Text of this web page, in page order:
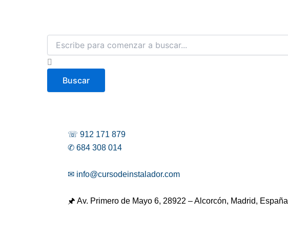
B
s
c
r
Buscar
☏ 912 171 879
✆ 684 308 014
✉ info@cursodeinstalador.com
🖈 Av. Primero de Mayo 6, 28922 – Alcorcón, Madrid, España